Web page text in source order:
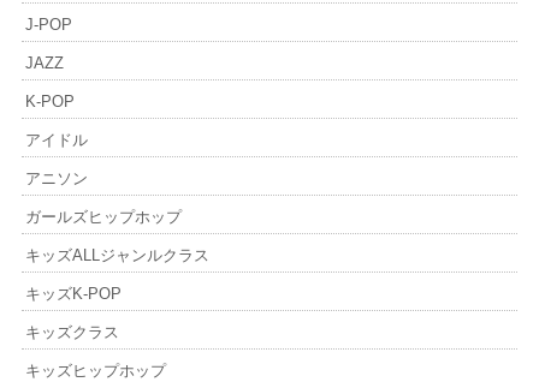
J-POP
JAZZ
K-POP
アイドル
アニソン
ガールズヒップホップ
キッズALLジャンルクラス
キッズK-POP
キッズクラス
キッズヒップホップ